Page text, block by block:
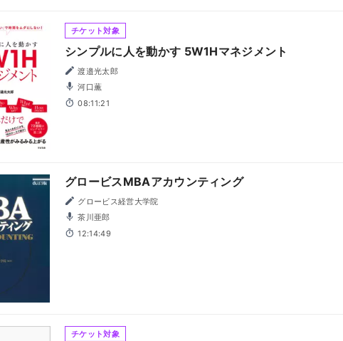
チケット対象
シンプルに人を動かす 5W1Hマネジメント
渡邉光太郎
河口薫
08:11:21
グロービスMBAアカウンティング
グロービス経営大学院
茶川亜郎
12:14:49
チケット対象